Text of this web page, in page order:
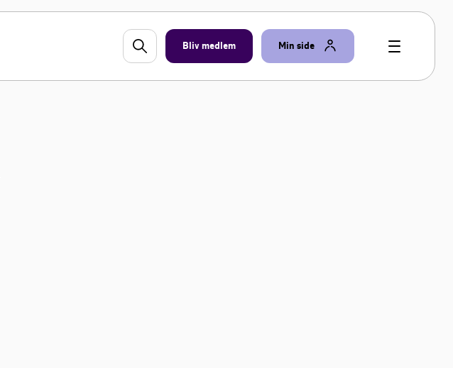
Bliv medlem Min side